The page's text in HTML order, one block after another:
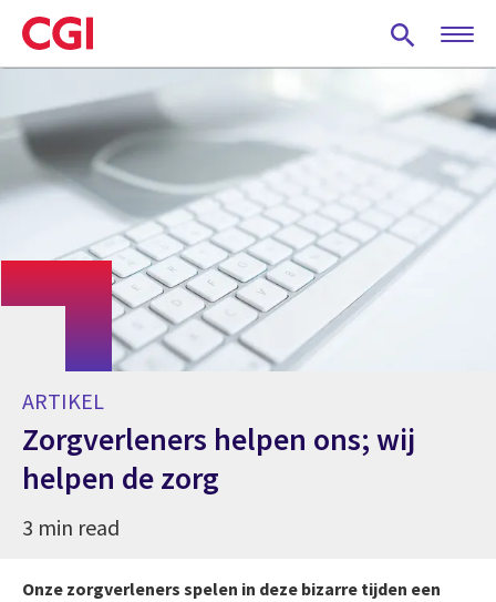
Skip
to
main
ARTIKEL
Zorgverleners helpen ons; wij
helpen de zorg
3 min read
Onze zorgverleners spelen in deze bizarre tijden een